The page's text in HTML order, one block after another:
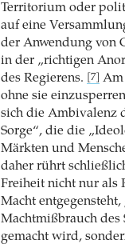
Territorium oder
auf eine
der Anwendung von
in der „richtigen
des Regierens.
[7]
Am
ohne sie
sich die Ambivalenz
Sorge“, die die
Märkten und
daher rührt
Freiheit nicht nur als
Macht
Machtmißbrauch des
gemacht wird,